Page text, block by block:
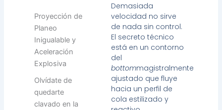
Demasiada
velocidad no sirve
de nada sin control.
El secreto técnico
está en un contorno
del
bottommagistralmente
ajustado que fluye
hacia un perfil de
cola estilizado y
Proyección de
Planeo
Inigualable y
Aceleración
Explosiva
Olvídate de
quedarte
clavado en la